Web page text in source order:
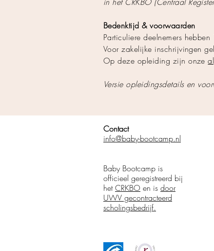
Bedenktijd & voorwaarden
Particuliere deelnemers
Voor zakelijke inschrijvingen
Op deze opleiding zijn onze
Versie opleidingsdetails en
Contact
info@baby-bootcamp.nl
Baby Bootcamp is
officieel geregistreerd bij
hetCRKBO en is door
UWV gecontracteerd
scholingsbedrijf.